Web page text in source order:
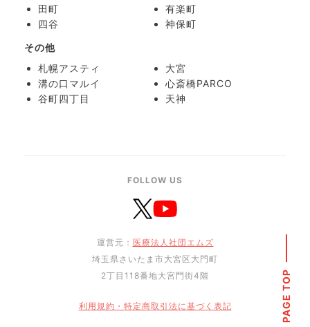
田町
有楽町
四谷
神保町
その他
札幌アスティ
大宮
溝の口マルイ
心斎橋PARCO
谷町四丁目
天神
FOLLOW US
運営元： 医療法人社団エムズ
埼玉県さいたま市大宮区大門町
2丁目118番地大宮門街4階
利用規約・特定商取引法に基づく表記 PAGE TOP